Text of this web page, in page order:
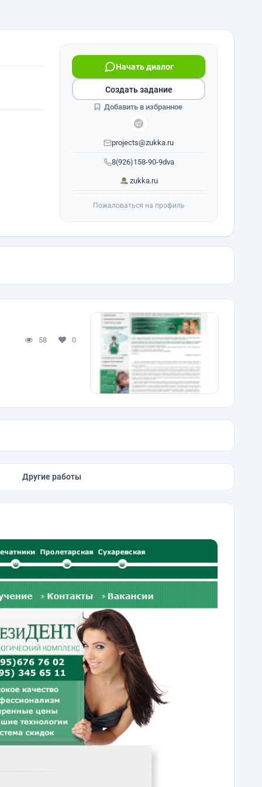
8(926)158-90-9dva
Начать диалог
projects@zukka.ru
zukka.ru
Создать задание
Добавить в избранное
Пожаловаться на профиль
58 0
Другие работы